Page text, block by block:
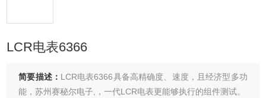
LCR电表6366
简要描述： LCR电表6366具备高精确度、速度，且经济型多功
能，苏州赛秘尔电子,，一代LCR电表更能够执行的组件测试。